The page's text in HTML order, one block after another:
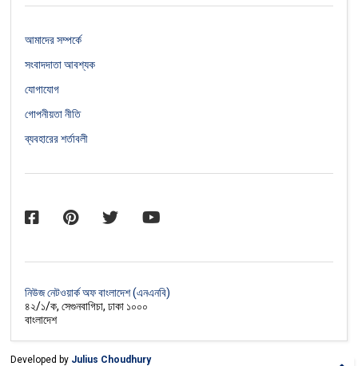
আমাদের সম্পর্কে
সংবাদদাতা আবশ্যক
যোগাযোগ
গোপনীয়তা নীতি
ব্যবহারের শর্তাবলী
নিউজ নেটওয়ার্ক অফ বাংলাদেশ (এনএনবি)
৪২/১/ক, সেগুনবাগিচা, ঢাকা ১০০০
বাংলাদেশ
Developed by Julius Choudhury